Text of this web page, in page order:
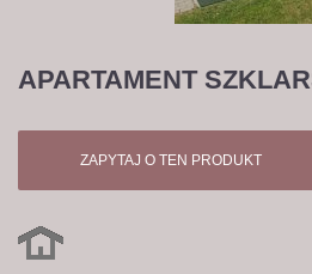
APARTAMENT
ZAPYTAJ O TEN PRODUKT